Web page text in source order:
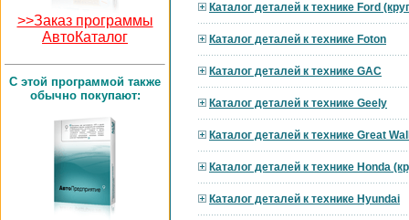
>>Заказ программы
АвтоКаталог
C этой программой также
обычно покупают:
Каталог деталей к технике Ford
Каталог деталей к технике Foton
Каталог деталей к технике GAC
Каталог деталей к технике Geely
Каталог деталей к технике Great
Каталог деталей к технике Honda
Каталог деталей к технике Hyundai